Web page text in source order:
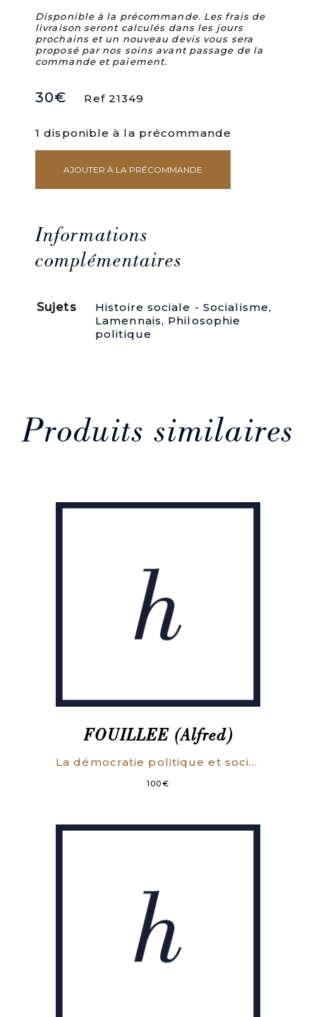
Disponible à la précommande. Les frais de
livraison seront calculés dans les jours
prochains et un nouveau devis vous sera
proposé par nos soins avant passage de la
commande et paiement.
30€ Ref 21349
1 disponible à la précommande
quantité
de
la
démocratie
chrétienne
de
Georges
AJOUTER À LA PRÉCOMMANDE
Informations
complémentaires
Sujets Histoire sociale - Socialisme,
Lamennais, Philosophie
politique
Produits similaires
FOUILLEE (Alfred)
La démocratie politique et sociale en France.
100€